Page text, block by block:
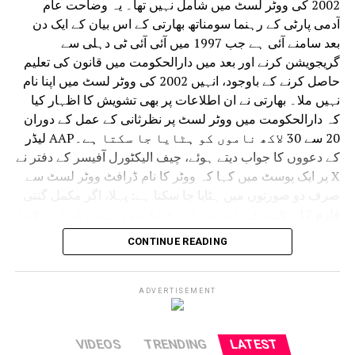
2002 کی ووٹر لسٹ میں شامل نہیں تھا۔ یہ وضاحت عام
آدمی پارٹی کے رہنما سومناتھ بھارتی کے اس بیان کے ایک دن
بعد سامنے آئی ہے جب 1997 میں آئی آئی ٹی دہلی سے
گریجویشن کرنے اور بعد میں دارالحکومت میں قانون کی تعلیم
حاصل کرنے کے باوجود، انہیں 2002 کی ووٹر لسٹ میں اپنا نام
نہیں ملا۔ بھارتی نے ان اطلاعات پر بھی تشویش کا اظہار کیا
کہ دارالحکومت میں ووٹر لسٹ پر نظرثانی کے عمل کے دوران
20 سے 30 لاکھ ناموں کو ہٹایا جا سکتا ہے۔AAP لیڈر
کے دعووں کا جواب دیتے ہوئے، چیف الیکٹورل آفیسر کے دفتر نے
X پر ایک پوسٹ میں کہا کہ ووٹر کا نام ڈرافٹ ووٹر لسٹ سے
ہے۔ دوسرا، اگر کوئی شخص بطور ووٹر رجسٹر کرنے
کے لیے نااہل پایا جاتا ہے۔
عہدیداروں نے کہا کہ جو ووٹر 2002 کی ووٹر لسٹ میں اپنے
نام نہیں پا سکتے وہ گنتی فارم بھرتے وقت اپنے والدین یا دادا
دادی کے بارے میں معلومات فراہم کر سکتے ہیں۔ اگر یہ
مشورہ دیا گیا ہے کہ وہ ڈیجیٹائزیشن کے لیے بوتھ لیول آفیسر
CONTINUE READING
ADVERTISEMENT
LATEST
TRENDING
VIDEOS